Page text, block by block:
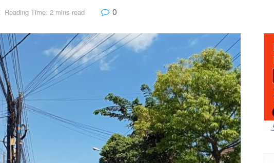
Reading Time: 2 mins read 0